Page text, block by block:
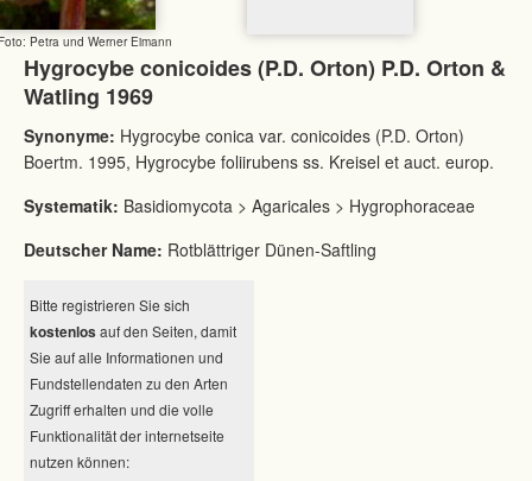
Petra und Werner Eimann
Hygrocybe conicoides (P.D. Orton) P.D. Orton &
Watling 1969
Synonyme: Hygrocybe conica var. conicoides (P.D. Orton)
Boertm. 1995, Hygrocybe foliirubens ss. Kreisel et auct. europ.
Systematik: Basidiomycota > Agaricales > Hygrophoraceae
Deutscher Name: Rotblättriger Dünen-Saftling
Bitte registrieren Sie sich
kostenlos auf den Seiten, damit
Sie auf alle Informationen und
Fundstellendaten zu den Arten
Zugriff erhalten und die volle
Funktionalität der internetseite
nutzen können: